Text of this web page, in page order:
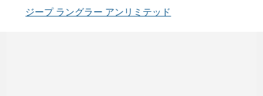
ジープ ラングラー アンリミテッド